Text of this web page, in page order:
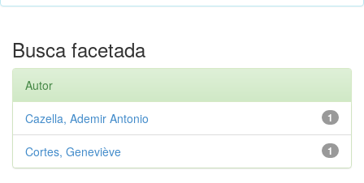
Busca facetada
Autor
1
Cazella, Ademir Antonio
1
Cortes, Geneviève